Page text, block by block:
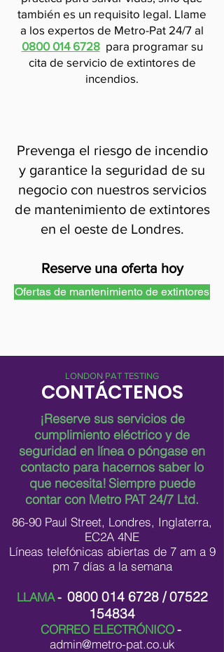
también es un requisito legal. Llame
a los expertos de Metro-Pat 24/7 al
0800 014 6728para programar su
cita de servicio de extintores de
incendios.
Prevenga el riesgo de incendio
y garantice la seguridad de su
negocio con nuestros servicios
de mantenimiento de extintores
en el oeste de Londres.
Reserve una oferta hoy
Ofertas de mantenimiento de extintores
LONDON PAT TESTING
CONTÁCTENOS
¡Reserve sus servicios de
cumplimiento eléctrico y de
seguridad en línea o póngase en
contacto para hacernos saber lo
que necesita! Siempre puede
contar con Metro PAT 24/7 Ltd.
86-90 Paul Street, Londres, Inglaterra,
EC2A 4NE
Líneas telefónicas abiertas de 7 am a 9
pm 7 días a la semana
LLAMA - 0800 014 6728/07522
154834
CORREO ELECTRÓNICO -
admin@metro-pat.co.uk